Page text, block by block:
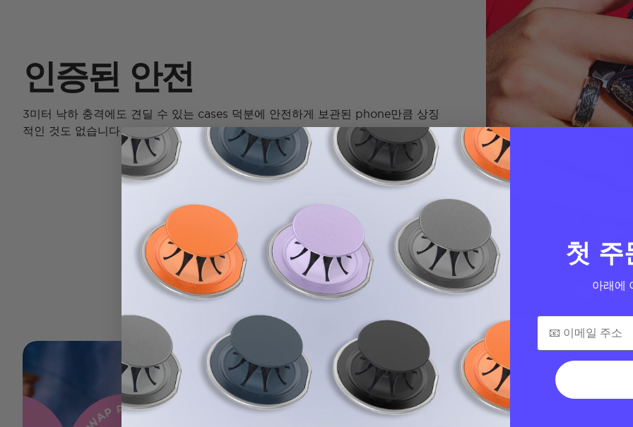
인증된 안전
3미터 낙하 충격에도 견딜 수 있는 cases 덕분에 안전하게 보관된 phone만큼 상징
적인 것도 없습니다
첫 주
아래에